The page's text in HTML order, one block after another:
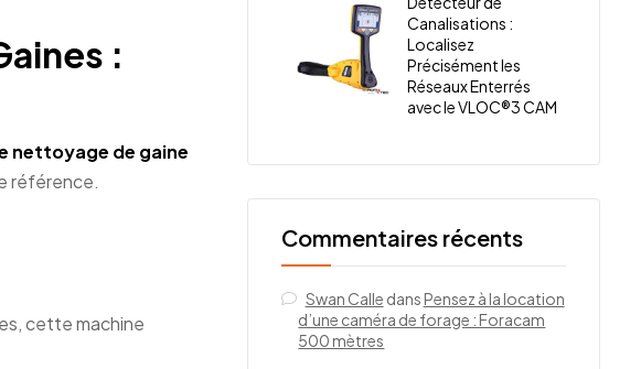
:
nettoyage de gaine
référence.
cette machine
Canalisations :
Localisez
Précisément les
Réseaux Enterrés
avec le VLOC®3 CAM
Commentaires récents
Swan Calle dansPensez à la location
d’une caméra de forage : Foracam
500 mètres